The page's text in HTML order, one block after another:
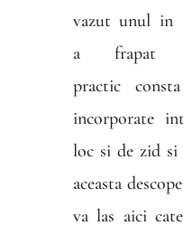
vazut unul in
a frapat
practic
incorporate
loc si de zid si
aceasta
va las aici